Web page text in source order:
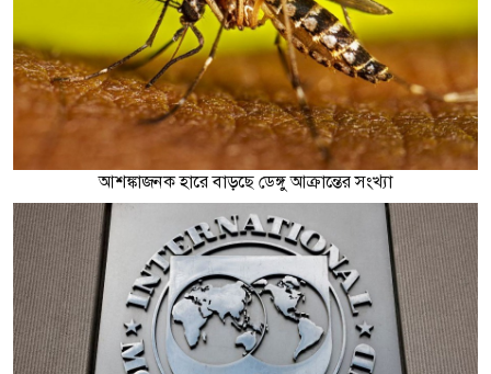
আশঙ্কাজনক হারে বাড়ছে ডেঙ্গু আক্রান্তের সংখ্যা